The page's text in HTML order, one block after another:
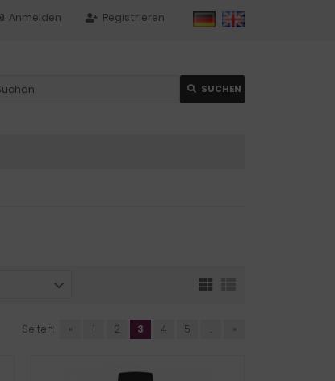
Registrieren
Anmelden
SUCHEN
Seiten: « 1 2 3 4 5 ... »